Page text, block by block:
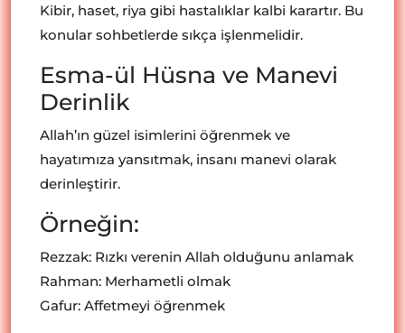
Kibir, haset, riya gibi hastalıklar kalbi karartır. Bu
konular sohbetlerde sıkça işlenmelidir.
Esma-ül Hüsna ve Manevi
Derinlik
Allah’ın güzel isimlerini öğrenmek ve
hayatımıza yansıtmak, insanı manevi olarak
derinleştirir.
Örneğin:
Rezzak: Rızkı verenin Allah olduğunu anlamak
Rahman: Merhametli olmak
Gafur: Affetmeyi öğrenmek